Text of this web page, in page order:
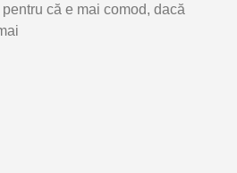
că e mai comod, dacă